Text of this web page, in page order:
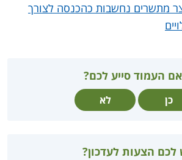
מתשרים נחשבות כהכנסה לצורך
העמוד סייע לכם?
כן לא
לכם הצעות לעדכון?